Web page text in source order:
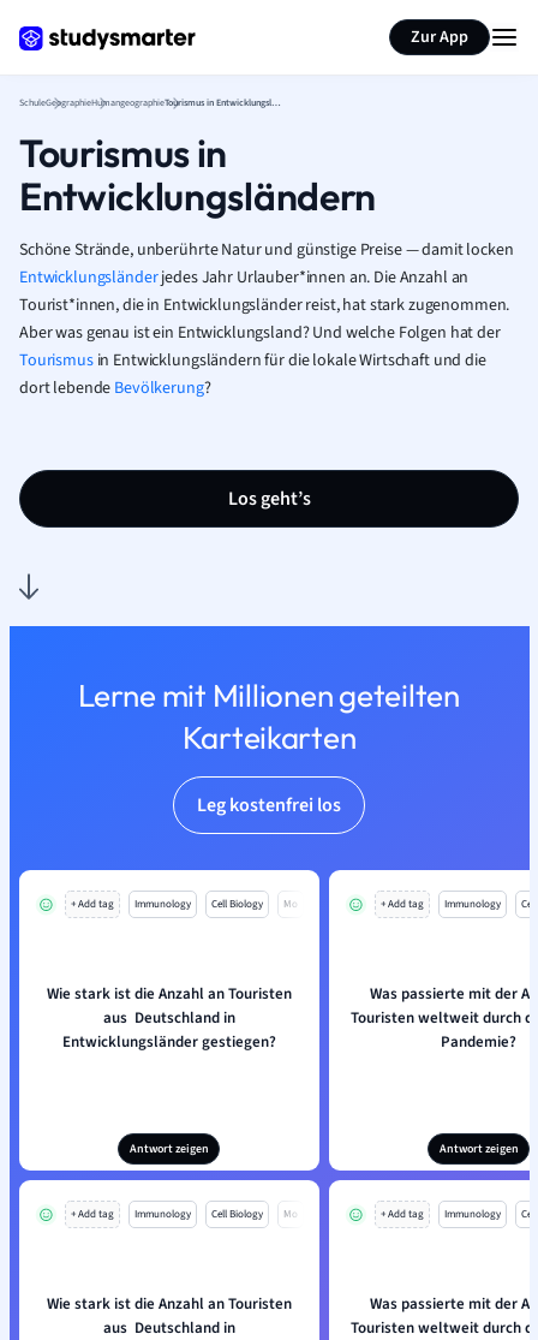
Zur App
SchuleGeographieHumangeographie Tourismus in Entwicklungsländern
Tourismus in
Entwicklungsländern
Schöne Strände, unberührte Natur und günstige Preise — damit locken
Entwicklungsländerjedes Jahr Urlauber*innen an. Die Anzahl an
Tourist*innen, die in Entwicklungsländer reist, hat stark zugenommen.
Aber was genau ist ein Entwicklungsland? Und welche Folgen hat der
Tourismusin Entwicklungsländern für die lokale Wirtschaft und die
dort lebende Bevölkerung?
Los geht’s
Lerne mit Millionen geteilten
Karteikarten
Leg kostenfrei los
+ Add tag Immunology Cell Biology Mo
Wie stark ist die Anzahl an Touristen
aus Deutschland in
Entwicklungsländer gestiegen?
Antwort zeigen
+ Add tag Immunology
Was passierte mit der
Touristen weltweit durch
Pandemie?
Antwort zeigen
+ Add tag Immunology Cell Biology Mo
Wie stark ist die Anzahl an Touristen
aus Deutschland in
+ Add tag Immunology
Was passierte mit der
Touristen weltweit durch
Seite zusammenfassen